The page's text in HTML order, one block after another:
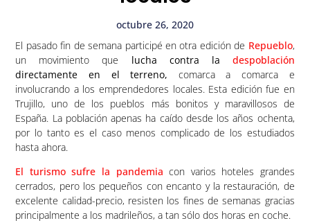
octubre 26, 2020
El pasado fin de semana participé en otra edición de Repueblo,
un movimiento que lucha contra la despoblación
directamente en el terreno, comarca a comarca e
involucrando a los emprendedores locales. Esta edición fue en
Trujillo, uno de los pueblos más bonitos y maravillosos de
España. La población apenas ha caído desde los años ochenta,
por lo tanto es el caso menos complicado de los estudiados
hasta ahora.
El turismo sufre la pandemia con varios hoteles grandes
cerrados, pero los pequeños con encanto y la restauración, de
excelente calidad-precio, resisten los fines de semanas gracias
principalmente a los madrileños, a tan sólo dos horas en coche.